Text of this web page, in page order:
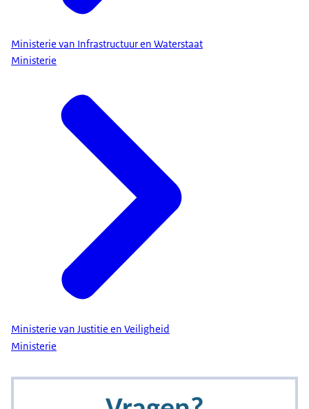
Ministerie van Infrastructuur en Waterstaat
Ministerie
Ministerie van Justitie en Veiligheid
Ministerie